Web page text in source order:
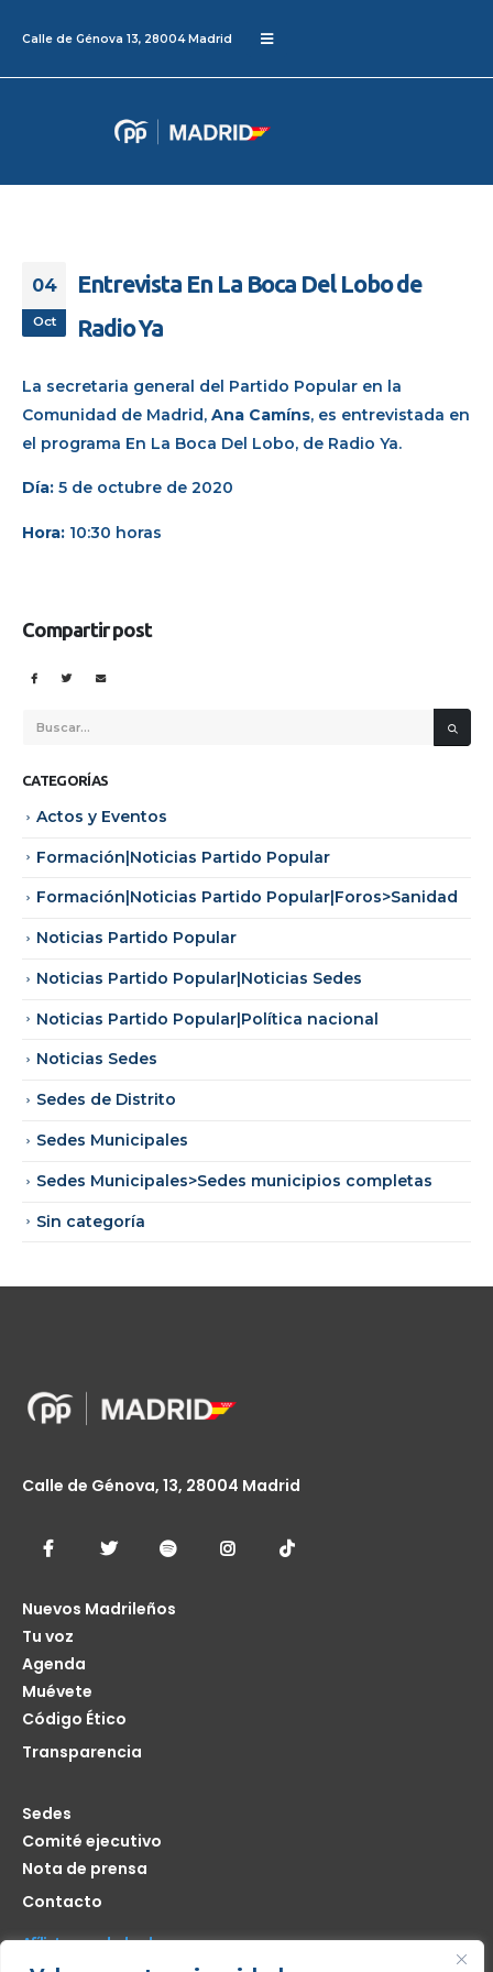
Calle de Génova 13, 28004 Madrid
04
Oct
Entrevista En La Boca Del Lobo de
Radio Ya
La secretaria general del Partido Popular en la
Comunidad de Madrid, Ana Camíns, es entrevistada en
el programa En La Boca Del Lobo, de Radio Ya.
Día: 5 de octubre de 2020
Hora: 10:30 horas
Compartir post
CATEGORÍAS
Actos y Eventos
Formación|Noticias Partido Popular
Formación|Noticias Partido Popular|Foros>Sanidad
Noticias Partido Popular
Noticias Partido Popular|Noticias Sedes
Noticias Partido Popular|Política nacional
Noticias Sedes
Sedes de Distrito
Sedes Municipales
Sedes Municipales>Sedes municipios completas
Sin categoría
Calle de Génova, 13, 28004 Madrid
Nuevos Madrileños
Tu voz
Agenda
Muévete
Código Ético
Transparencia
Sedes
Comité ejecutivo
Nota de prensa
Contacto
Afíliate seas de donde seas